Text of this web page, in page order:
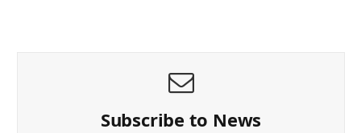
Subscribe to News